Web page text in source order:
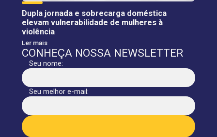
Dupla jornada e sobrecarga doméstica
elevam vulnerabilidade de mulheres à
violência
Ler mais
CONHEÇA NOSSA NEWSLETTER
Seu nome:
Seu melhor e-mail: